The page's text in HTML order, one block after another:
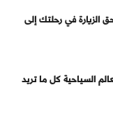
الزيارة في رحلتك إلى
السياحية كل ما تريد